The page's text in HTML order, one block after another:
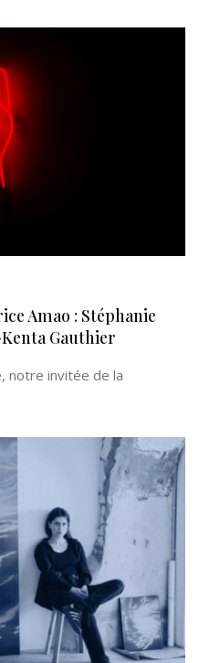
Amao : Stéphanie
Gauthier
notre invitée de la